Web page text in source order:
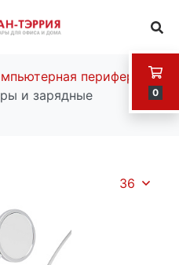
0
периферия
и зарядные
36